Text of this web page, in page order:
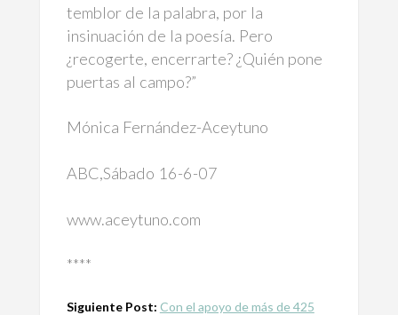
temblor de la palabra, por la
insinuación de la poesía. Pero
¿recogerte, encerrarte? ¿Quién pone
puertas al campo?”
Mónica Fernández-Aceytuno
ABC,Sábado 16-6-07
www.aceytuno.com
****
Siguiente Post: Con el apoyo de más de 425